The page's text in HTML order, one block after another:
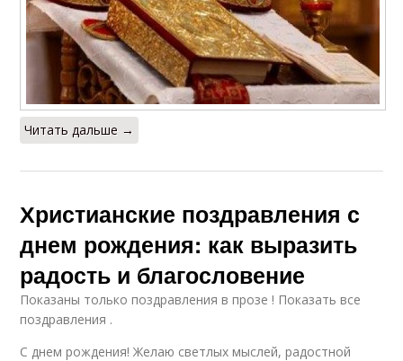
Читать дальше →
Христианские поздравления с
днем рождения: как выразить
радость и благословение
Показаны только поздравления в прозе ! Показать все
поздравления .
С днем рождения! Желаю светлых мыслей, радостной